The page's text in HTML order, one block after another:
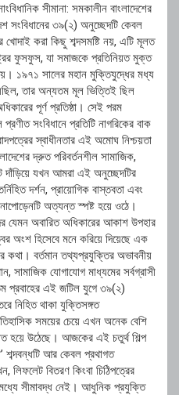
সীমানা: সমকালীন বাংলাদেশের
সংবিধানের ৩৯(২) অনুচ্ছেদটি কেবল
করা কিছু শব্দসমষ্টি নয়, এটি মূলত
ফুসফুস, যা সমাজকে প্রতিনিয়ত মুক্ত
১৯৭১ সালের মহান মুক্তিযুদ্ধের মধ্য
তার অন্যতম মূল ভিত্তিই ছিল
পূর্ণ প্রতিষ্ঠা। সেই পরম
সংবিধানে প্রতিটি নাগরিকের বাক
স্বাধীনতার এই অমোঘ নিশ্চয়তা
দ্রুত পরিবর্তনশীল সামাজিক,
দাঁড়িয়ে যখন আমরা এই অনুচ্ছেদটির
দর্শন, প্রায়োগিক বাস্তবতা এবং
অত্যন্ত স্পষ্ট হয়ে ওঠে।
যেমন অবারিত অধিকারের আকাশ উপহার
অংশ হিসেবে মনে করিয়ে দিয়েছে এক
কথা। বর্তমান তথ্যপ্রযুক্তির অভাবনীয়
সামাজিক যোগাযোগ মাধ্যমের সর্বগ্রাসী
প্রবাহের এই জটিল যুগে ৩৯(২)
নিহিত থাকা যুক্তিসঙ্গত
সময়ের চেয়ে এখন অনেক বেশি
হয়ে উঠেছে। ​আজকের এই চতুর্থ শিল্প
শব্দবন্ধটি আর কেবল প্রথাগত
লিফলেট বিতরণ কিংবা চিঠিপত্রের
মধ্যে সীমাবদ্ধ নেই। আধুনিক প্রযুক্তি